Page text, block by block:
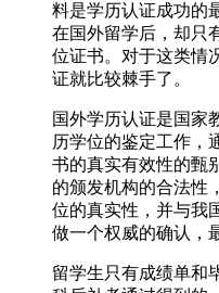
料是学历认证成功的
在国外留学后，却只
位证书。对于这类情
证就比较棘手了。
国外学历认证是国家
历学位的鉴定工作，
书的真实有效性的甄
的颁发机构的合法性
位的真实性，并与我
做一个权威的确认，
留学生只有成绩单和